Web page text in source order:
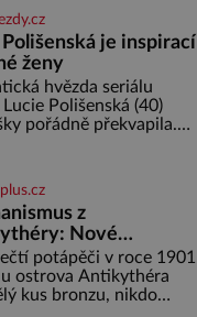
první pohled vypadají
nábo
Polišenská je inspirací
ženy
hvězda seriálu
Lucie Polišenská (40)
pořádně překvapila.
příliš nepotrpí, se
postavila před
z
Nové
odhalují další
o starověkém
potápěči v roce 1901
ostrova Antikythéra
kus bronzu, nikdo